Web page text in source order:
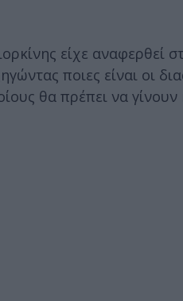
είχε αναφερθεί
ποιες είναι οι
θα πρέπει να